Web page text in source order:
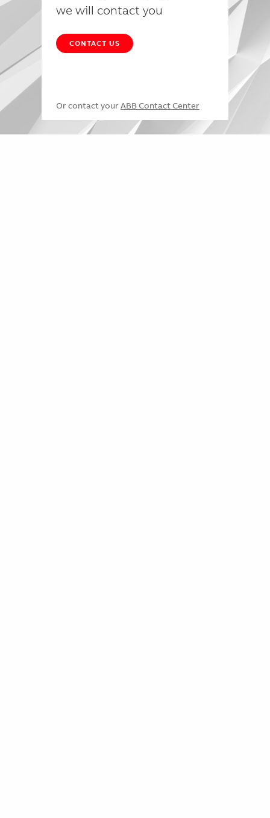
we will contact you
CONTACT US
Or contact your ABB Contact Center